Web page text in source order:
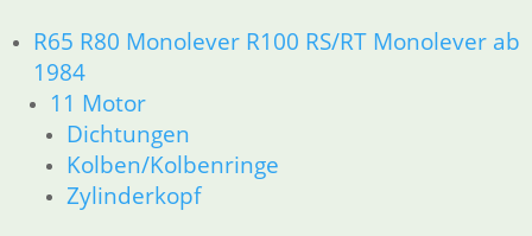
R65 R80 Monolever R100 RS/RT Monolever ab
1984
11 Motor
Dichtungen
Kolben/Kolbenringe
Zylinderkopf